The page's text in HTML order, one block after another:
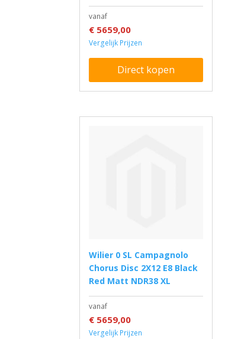
vanaf
€ 5659,00
Vergelijk Prijzen
Direct kopen
Wilier 0 SL Campagnolo
Chorus Disc 2X12 E8 Black
Red Matt NDR38 XL
vanaf
€ 5659,00
Vergelijk Prijzen